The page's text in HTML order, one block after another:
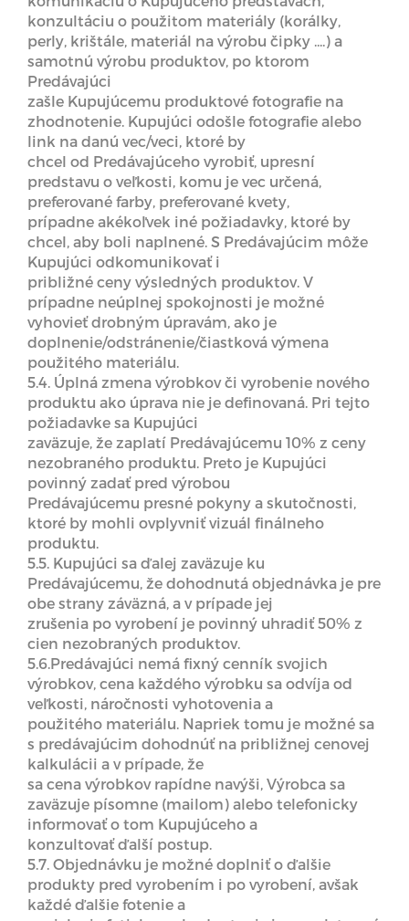
konzultáciu o použitom materiály (korálky,
perly, krištále, materiál na výrobu čipky ....) a
samotnú výrobu produktov, po ktorom
Predávajúci
zašle Kupujúcemu produktové fotografie na
zhodnotenie. Kupujúci odošle fotografie alebo
link na danú vec/veci, ktoré by
chcel od Predávajúceho vyrobiť, upresní
predstavu o veľkosti, komu je vec určená,
preferované farby, preferované kvety,
prípadne akékoľvek iné požiadavky, ktoré by
chcel, aby boli naplnené. S Predávajúcim môže
Kupujúci odkomunikovať i
približné ceny výsledných produktov. V
prípadne neúplnej spokojnosti je možné
vyhovieť drobným úpravám, ako je
doplnenie/odstránenie/čiastková výmena
použitého materiálu.
5.4. Úplná zmena výrobkov či vyrobenie nového
produktu ako úprava nie je definovaná. Pri tejto
požiadavke sa Kupujúci
zaväzuje, že zaplatí Predávajúcemu 10% z ceny
nezobraného produktu. Preto je Kupujúci
povinný zadať pred výrobou
Predávajúcemu presné pokyny a skutočnosti,
ktoré by mohli ovplyvniť vizuál finálneho
produktu.
5.5. Kupujúci sa ďalej zaväzuje ku
Predávajúcemu, že dohodnutá objednávka je pre
obe strany záväzná, a v prípade jej
zrušenia po vyrobení je povinný uhradiť 50% z
cien nezobraných produktov.
5.6.Predávajúci nemá fixný cenník svojich
výrobkov, cena každého výrobku sa odvíja od
veľkosti, náročnosti vyhotovenia a
použitého materiálu. Napriek tomu je možné sa
s predávajúcim dohodnúť na približnej cenovej
kalkulácii a v prípade, že
sa cena výrobkov rapídne navýši, Výrobca sa
zaväzuje písomne (mailom) alebo telefonicky
informovať o tom Kupujúceho a
konzultovať ďalší postup.
5.7. Objednávku je možné doplniť o ďalšie
produkty pred vyrobením i po vyrobení, avšak
každé ďalšie fotenie a